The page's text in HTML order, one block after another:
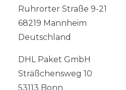
Ruhrorter Straße 9-21
68219 Mannheim
Deutschland
DHL Paket GmbH
Sträßchensweg 10
53113 Bonn